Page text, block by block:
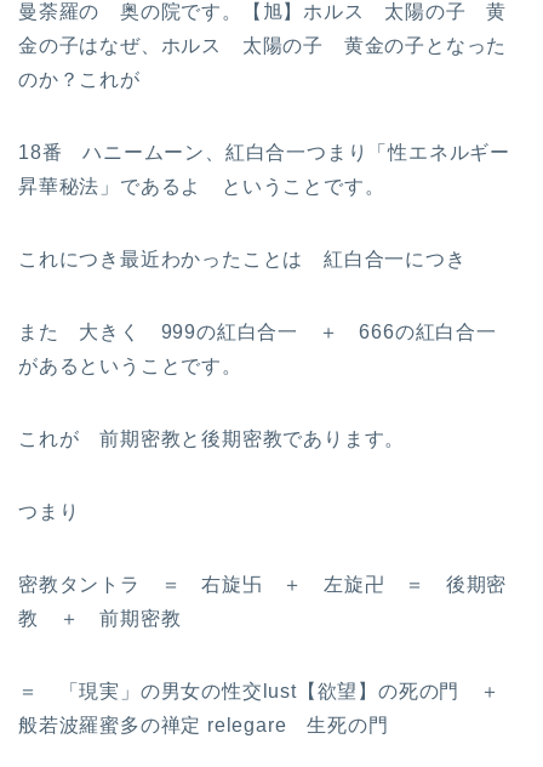
曼荼羅の 奥の院です。【旭】ホルス 太陽の子 黄
金の子はなぜ、ホルス 太陽の子 黄金の子となった
のか？これが
18番 ハニームーン、紅白合一つまり「性エネルギー
昇華秘法」であるよ ということです。
これにつき最近わかったことは 紅白合一につき
また 大きく 999の紅白合一 ＋ 666の紅白合一
があるということです。
これが 前期密教と後期密教であります。
つまり
密教タントラ ＝ 右旋卐 ＋ 左旋卍 ＝ 後期密
教 ＋ 前期密教
＝ 「現実」の男女の性交lust【欲望】の死の門 ＋
般若波羅蜜多の禅定 relegare 生死の門